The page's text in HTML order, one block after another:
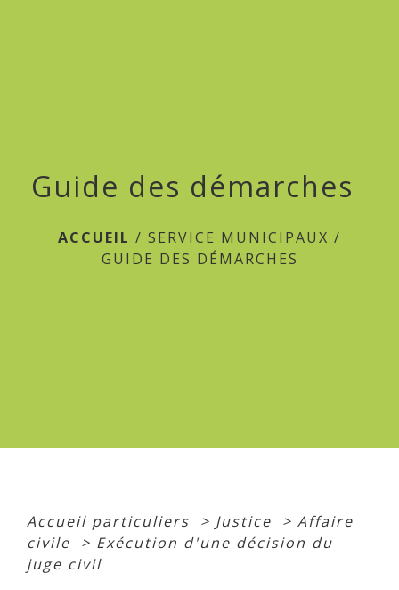
Guide des démarches
ACCUEIL / SERVICE MUNICIPAUX /
GUIDE DES DÉMARCHES
Accueil particuliers > Justice > Affaire
civile
> Exécution d'une décision du
juge civil